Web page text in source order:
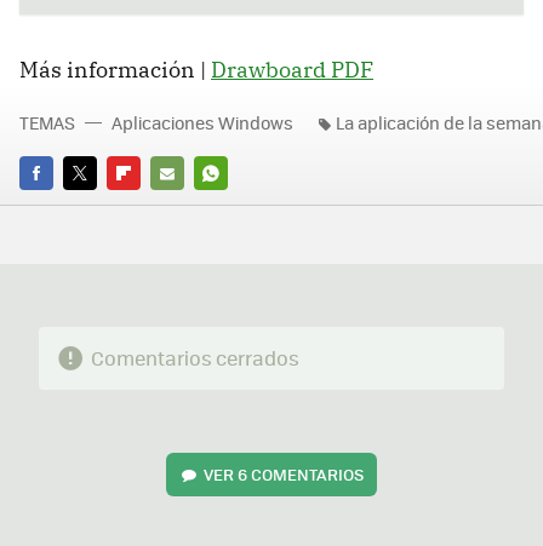
Más información | Drawboard PDF
FACEBOOK
TWITTERFLIPBOARD
E-
WHATSAPP
TEMAS Aplicaciones Windows La aplicación de la
Comentarios cerrados
VER6 COMENTARIOS